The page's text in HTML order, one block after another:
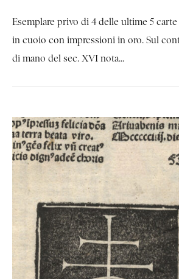
Esemplare privo di 4 delle ultime 5
in cuoio con impressioni in oro. Sul
di mano del sec. XVI nota...